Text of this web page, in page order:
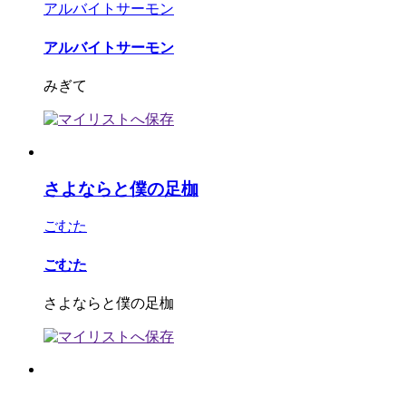
アルバイトサーモン
アルバイトサーモン
みぎて
さよならと僕の足枷
ごむた
ごむた
さよならと僕の足枷